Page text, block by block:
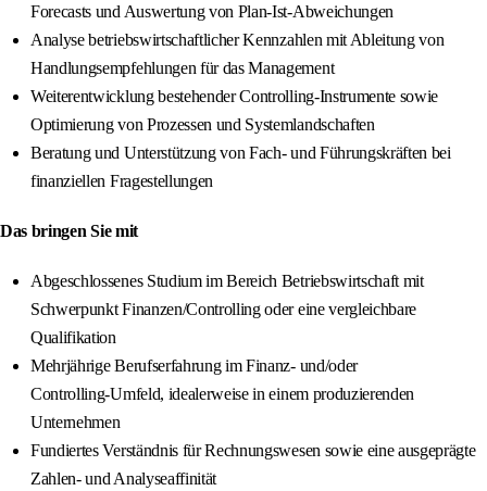
Forecasts und Auswertung von Plan‑Ist‑Abweichungen
Analyse betriebswirtschaftlicher Kennzahlen mit Ableitung von
Handlungsempfehlungen für das Management
Weiterentwicklung bestehender Controlling‑Instrumente sowie
Optimierung von Prozessen und Systemlandschaften
Beratung und Unterstützung von Fach‑ und Führungskräften bei
finanziellen Fragestellungen
Das bringen Sie mit
Abgeschlossenes Studium im Bereich Betriebswirtschaft mit
Schwerpunkt Finanzen/Controlling oder eine vergleichbare
Qualifikation
Mehrjährige Berufserfahrung im Finanz‑ und/oder
Controlling‑Umfeld, idealerweise in einem produzierenden
Unternehmen
Fundiertes Verständnis für Rechnungswesen sowie eine ausgeprägte
Zahlen‑ und Analyseaffinität